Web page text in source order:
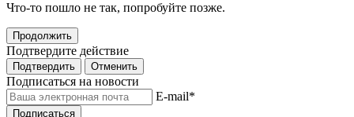
Что-то пошло не так, попробуйте позже.
Продолжить
Подтвердите действие
Подтвердить Отменить
Подписаться на новости
E-mail*
Подписаться